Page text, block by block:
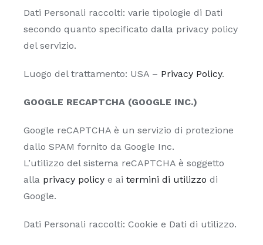
Dati Personali raccolti: varie tipologie di Dati
secondo quanto specificato dalla privacy policy
del servizio.
Luogo del trattamento: USA – Privacy Policy.
GOOGLE RECAPTCHA (GOOGLE INC.)
Google reCAPTCHA è un servizio di protezione
dallo SPAM fornito da Google Inc.
L’utilizzo del sistema reCAPTCHA è soggetto
alla privacy policye ai termini di utilizzo di
Google.
Dati Personali raccolti: Cookie e Dati di utilizzo.